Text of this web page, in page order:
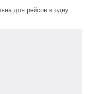
для рейсов в одну